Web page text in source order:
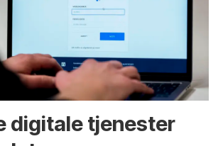
digitale tjenester